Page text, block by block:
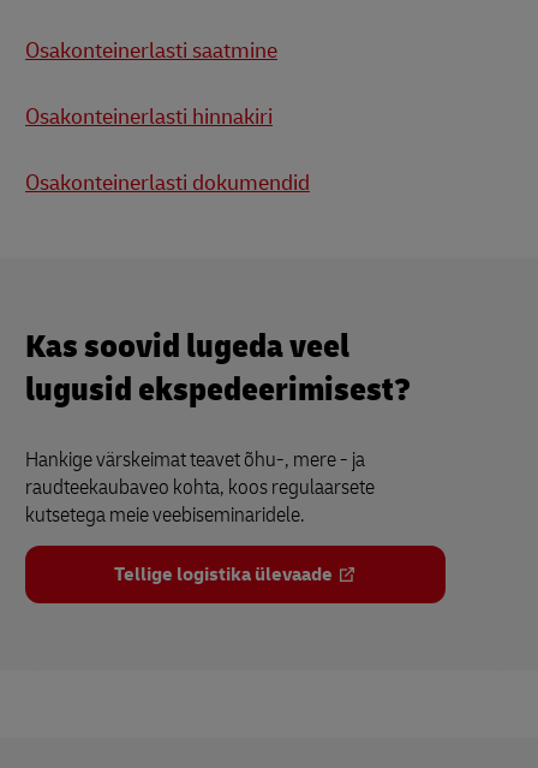
Osakonteinerlasti saatmine
Osakonteinerlasti hinnakiri
Osakonteinerlasti dokumendid
Kas soovid lugeda veel
lugusid ekspedeerimisest?
Hankige värskeimat teavet õhu-, mere - ja
raudteekaubaveo kohta, koos regulaarsete
kutsetega meie veebiseminaridele.
Tellige logistika ülevaade